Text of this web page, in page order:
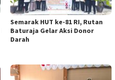
Semarak HUT ke-81 RI, Rutan
Baturaja Gelar Aksi Donor
Darah